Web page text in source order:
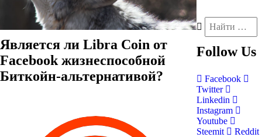
Является ли Libra Coin от
Facebook жизнеспособной
Биткойн-альтернативой?
Follow Us
Facebook
Twitter
Linkedin
Instagram
Youtube
Steemit
Reddit